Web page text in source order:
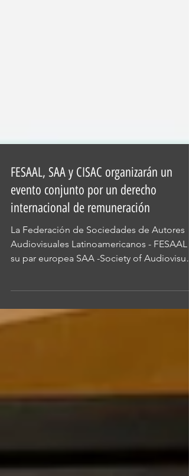
FESAAL, SAA y CISAC organizarán un
evento conjunto por un derecho
internacional de remuneración
La Federación de Sociedades de Autores
Audiovisuales Latinoamericanos - FESAAL -,